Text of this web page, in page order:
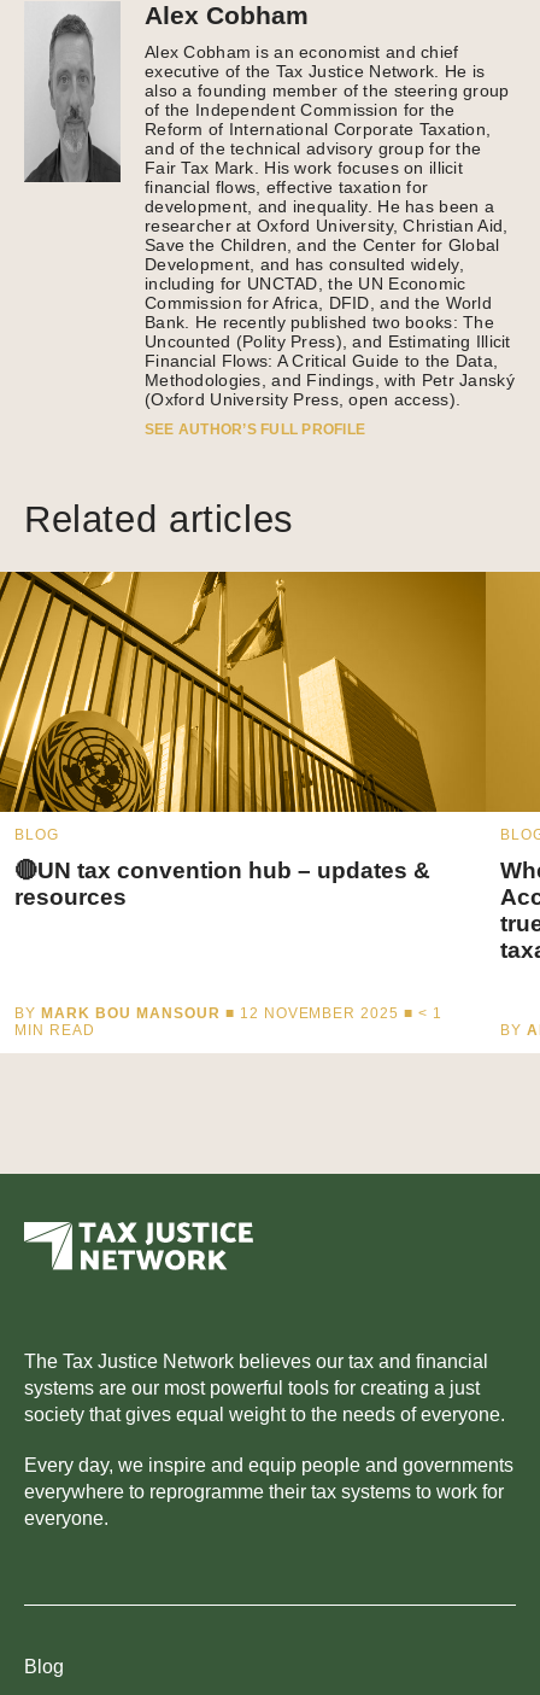
Alex Cobham
Alex Cobham is an economist and chief
executive of the Tax Justice Network. He is
also a founding member of the steering group
of the Independent Commission for the
Reform of International Corporate Taxation,
and of the technical advisory group for the
Fair Tax Mark. His work focuses on illicit
financial flows, effective taxation for
development, and inequality. He has been a
researcher at Oxford University, Christian Aid,
Save the Children, and the Center for Global
Development, and has consulted widely,
including for UNCTAD, the UN Economic
Commission for Africa, DFID, and the World
Bank. He recently published two books: The
Uncounted (Polity Press), and Estimating Illicit
Financial Flows: A Critical Guide to the Data,
Methodologies, and Findings, with Petr Janský
(Oxford University Press, open access).
SEE AUTHOR’S FULL PROFILE
Related articles
BLOG
🔴UN tax convention hub – updates &
resources
BY MARK BOU MANSOUR ■ 12 NOVEMBER 2025 ■< 1
MIN READ
BY
The Tax Justice Network believes our tax and financial
systems are our most powerful tools for creating a just
society that gives equal weight to the needs of everyone.
Every day, we inspire and equip people and governments
everywhere to reprogramme their tax systems to work for
everyone.
Blog